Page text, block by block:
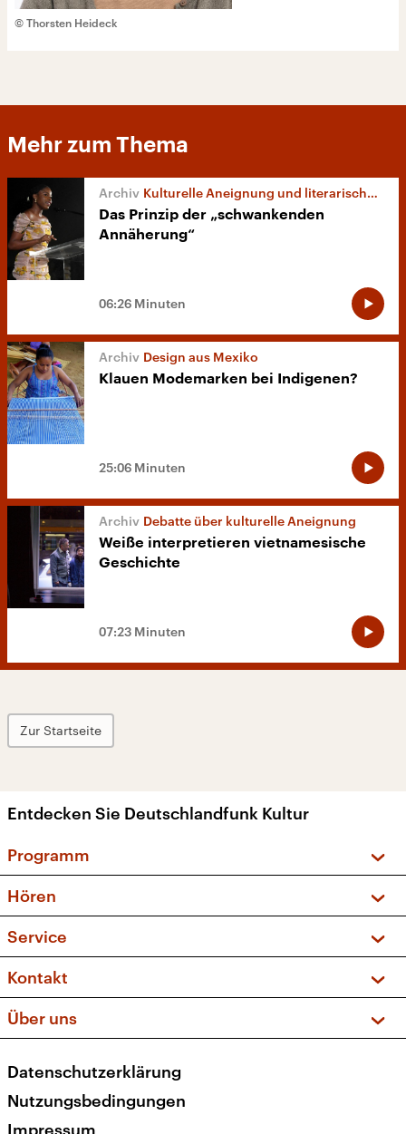
© Thorsten Heideck
Mehr zum Thema
Kulturelle Aneignung und literarische Übersetzung
Das Prinzip der „schwankenden
Annäherung“
06:26 Minuten
Design aus Mexiko
Klauen Modemarken bei Indigenen?
25:06 Minuten
Debatte über kulturelle Aneignung
Weiße interpretieren vietnamesische
Geschichte
07:23 Minuten
Zur Startseite
Entdecken Sie Deutschlandfunk Kultur
Programm
Sendungen und Podcasts
Musikliste
Kakadu – Das Kinderprogramm
Hören
Frequenzen (UKW + DAB+)
Service
FAQ
Apps
Newsletter
Veranstaltungen
Kontakt
Social Media
Über uns
Presse
Karriere
Datenschutzerklärung
Nutzungsbedingungen
Impressum